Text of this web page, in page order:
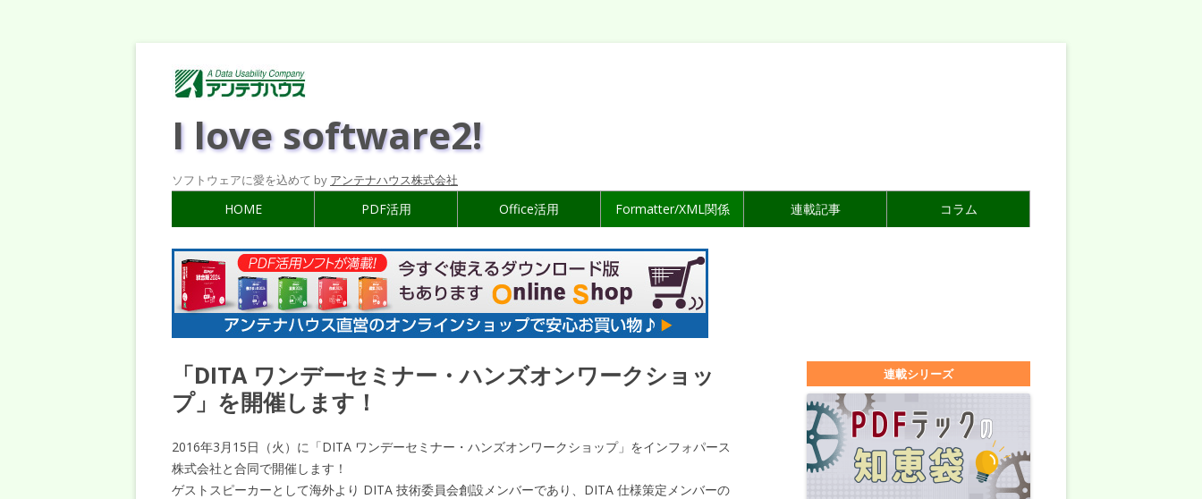
I love software2!
ソフトウェアに愛を込めて by アンテナハウス株式会社
HOME PDF活用 Office活用 Formatter/XML関係 連載記事 コラム
「DITA ワンデーセミナー・ハンズオンワークショッ
プ」を開催します！
2016年3月15日（火）に「DITA ワンデーセミナー・ハンズオンワークショップ」をインフォパース
株式会社と合同で開催します！
ゲストスピーカーとして海外より DITA 技術委員会創設メンバーであり、DITA 仕様策定メンバーの
連載シリーズ